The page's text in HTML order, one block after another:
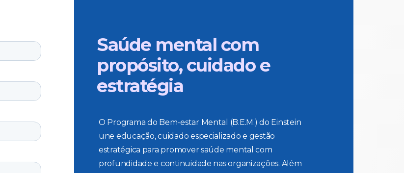
Saúde mental com
propósito, cuidado e
estratégia
O Programa do Bem-estar Mental (B.E.M.) do Einstein
une educação, cuidado especializado e gestão
estratégica para promover saúde mental com
profundidade e continuidade nas organizações. Além